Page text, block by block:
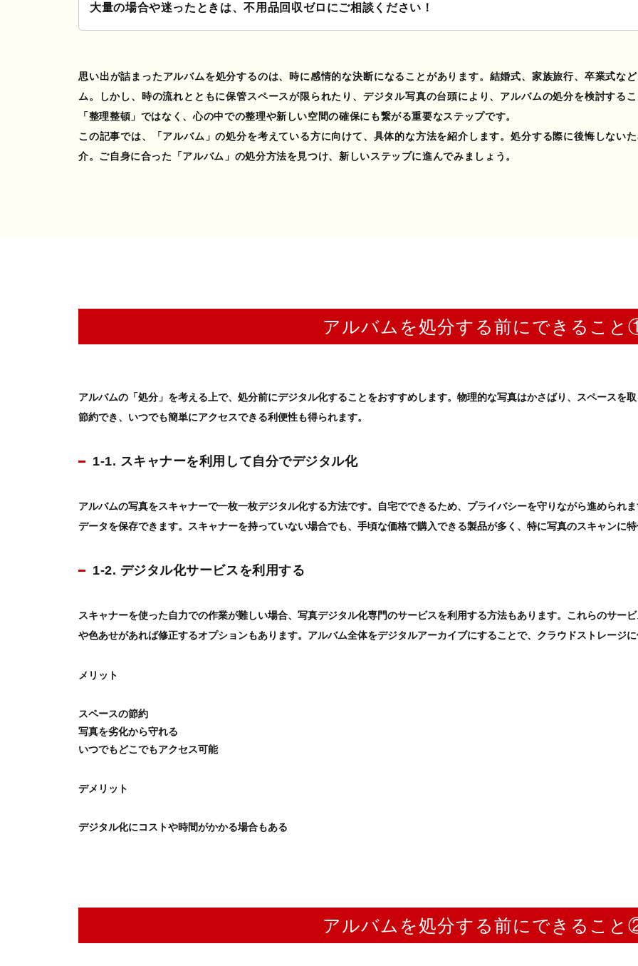
大量の場合や迷ったときは、不用品回収ゼロにご相談ください！
思い出が詰まったアルバムを処分するのは、時に感情的な決断になることがあります。結婚式、家族旅行、卒業式な
ム。しかし、時の流れとともに保管スペースが限られたり、デジタル写真の台頭により、 アルバムの処分を検討する
「整理整頓」ではなく、心の中での整理や新しい空間の確保にも繋がる重要なステップです。
この記事では、
「アルバム」の処分を考えている方に向けて、具体的な方法を紹介します。処分する際に後悔しない
介。ご自身に合った
「アルバム」の処分方法を見つけ、新しいステップに進んでみましょう。
アルバムを処分する前にできるこ
アルバムの「処分 」を考える上で、処分前にデジタル化することをおすすめします。物理的な写真はかさばり、スペースを
節約でき、いつでも簡単にアクセスできる利便性も得られます。
1-1. スキャナーを利用して自分でデジタル化
アルバムの写真をスキャナーで一枚一枚デジタル化する方法です。自宅でできるため、プライバシーを守りながら進められ
データを保存できます。スキャナーを持っていない場合でも、手頃な価格で購入できる製品が多く、特に写真のスキャンに
1-2. デジタル化サービスを利用する
スキャナーを使った自力での作業が難しい場合、写真デジタル化専門のサービスを利用する方法もあります。これらのサー
や色あせがあれば修正するオプションもあります。 アルバム全体をデジタルアーカイブにすることで、クラウドストレージ
メリット
スペースの節約
写真を劣化から守れる
いつでもどこでもアクセス可能
デメリット
デジタル化にコストや時間がかかる場合もある
アルバムを処分する前にできるこ